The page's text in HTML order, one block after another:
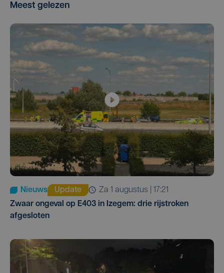
Meest gelezen
Nieuws Update
za 1 augustus | 17:21
Zwaar ongeval op E403 in Izegem: drie rijstroken
afgesloten